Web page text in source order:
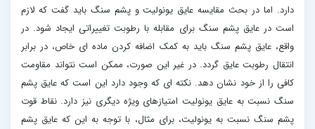
دارد. اما در بحث مقایسه عایق یونولیت و پشم سنگ باید گفت که لازم
است در عایق پشم سنگ برای مقابله با رطوبت تغییراتی ایجاد شود. در
واقع، عایق پشم سنگ باید به کمک اضافه کردن ماده ای خاص، در برابر
انتقال رطوبت عایق گردد. در غیر این صورت، ممکن است نتواند مقاومت
کافی را از خود نشان دهد. نکته ای که وجود دارد این است که عایق پشم
سنگ نسبت به عایق یونولیت امتیازهای ویژه دیگری نیز دارد. نقاط قوت
پشم سنگ نسبت به یونولیت، برای مثال، با توجه به این که عایق پشم